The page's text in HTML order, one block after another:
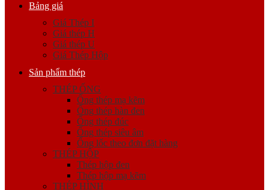
Bảng giá
Giá Thép I
Giá thép H
Giá thép U
Giá Thép Hộp
Sản phẩm thép
THÉP ỐNG
Ống thép mạ kẽm
Ống thép hàn đen
Ống thép đúc
Ống thép siêu âm
Ống lốc theo đơn đặt hàng
THÉP HỘP
Thép hộp đen
Thép hộp mạ kẽm
THÉP HÌNH